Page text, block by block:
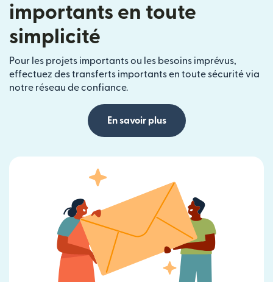
importants en toute
simplicité
Pour les projets importants ou les besoins imprévus,
effectuez des transferts importants en toute sécurité via
notre réseau de confiance.
En savoir plus